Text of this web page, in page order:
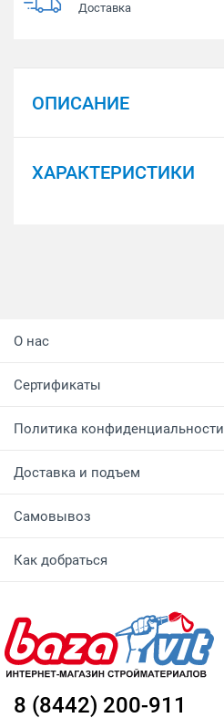
Доставка
ОПИСАНИЕ
ХАРАКТЕРИСТИКИ
О нас
Сертификаты
Политика конфиденциальности
Доставка и подъем
Самовывоз
Как добраться
8 (8442) 200-911